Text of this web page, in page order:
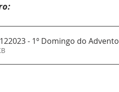
- 1º Domingo do Advento